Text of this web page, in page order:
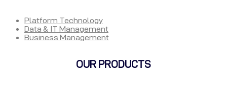
Platform Technology
Data & IT Management
Business Management
OUR PRODUCTS